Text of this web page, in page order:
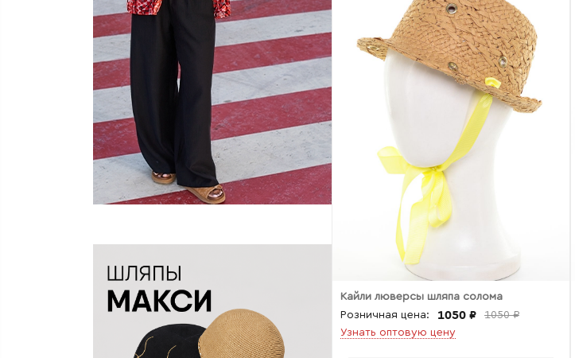
Кайли люверсы шляпа солома
Розничная цена:
1050 ₽
1050 ₽
Узнать оптовую цену